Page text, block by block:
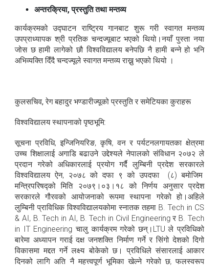
अन्तरक्रिया,प्रस्तुति तथा मन्तव्य
कार्यक्रमको उद्घाटन राष्ट्रिय गानबाट शुरू गरी स्वागत मन्तव्य
उपप्राध्यापक श्री प्रतिक चन्दज्यूबाट भएको थियो।नयाँ पुस्ता नया
जोस छ हामी लागेको छौ विश्वविद्यालय बनेपछि नै हामी बन्ने हो भनि
अभिव्यक्ति दिँदै चन्दज्यूले स्वागत मन्तव्य राख्नु भएको थियो ।
कुलसचिव, रेग बहादुर भण्डारीज्यूको प्रस्तुति र समेटियका कुराहरू
विश्वविद्यालय स्थापनाको पृष्ठभूमि:
सूचना प्रविधि, इन्जिनियरिङ, कृषि, वन र पर्यटनलगायतका क्षेत्रमा
उच्च शिक्षालाई अगाडि बढाउने उद्देश्यले नेपालको संविधान २०७२ ले
प्रदान गरेको अधिकारलाई प्रयोग गर्दै लुम्बिनी प्रदेश सरकारले
विश्वविद्यालय ऐन, २०७८ को दफा ९ को उपदफा (८) बमोजिम
मन्त्रिपरिषद्को मिति २०७९।०३।१८ को निर्णय अनुसार प्रदेश
सरकारले गौरवको आयोजनाको रूपमा स्थापना गरेको हो।अहिले
लुम्बिनी प्राविधिक विश्वविद्यालयकोमा स्नातक तहमा B. Tech in CS
& AI, B. Tech in AI, B. Tech in Civil Engineering र B. Tech
in IT Engineering चालु कार्यक्रम गरेको छन्।LTU ले प्रविधिको
बारेमा अध्यापन गराई दक्ष जनशक्ति निर्माण गर्ने र सिंगो देशको दिगो
विकासमा मद्दत गर्ने लक्ष्य बोकेको छ। प्रविधिले संसारलाई आकार
दिनको लागि अति नै महत्त्वपूर्ण भूमिका खेल्ने गरेको छ, फलस्वरूप